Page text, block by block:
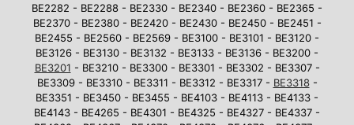
BE2282 - BE2288 - BE2330 - BE2340 - BE2360 - BE2365 -
BE2370 - BE2380 - BE2420 - BE2430 - BE2450 - BE2451 -
BE2455 - BE2560 - BE2569 - BE3100 - BE3101 - BE3120 -
BE3126 - BE3130 - BE3132 - BE3133 - BE3136 - BE3200 -
BE3201 - BE3210 - BE3300 - BE3301 - BE3302 - BE3307 -
BE3309 - BE3310 - BE3311 - BE3312 - BE3317 - BE3318-
BE3351 - BE3450 - BE3455 - BE4103 - BE4113 - BE4133 -
BE4143 - BE4265 - BE4301 - BE4325 - BE4327 - BE4337 -